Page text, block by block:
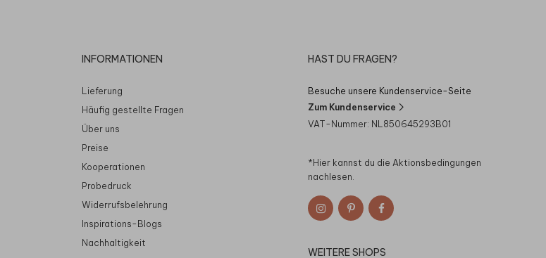
INFORMATIONEN
Lieferung
Häufig gestellte Fragen
Über uns
Preise
Kooperationen
Probedruck
Widerrufsbelehrung
Inspirations-Blogs
Nachhaltigkeit
HAST DU FRAGEN?
Besuche unsere Kundenservice-Seite
Zum Kundenservice
VAT-Nummer: NL850645293B01
*Hier kannst du die Aktionsbedingungen
nachlesen.
WEITERE SHOPS